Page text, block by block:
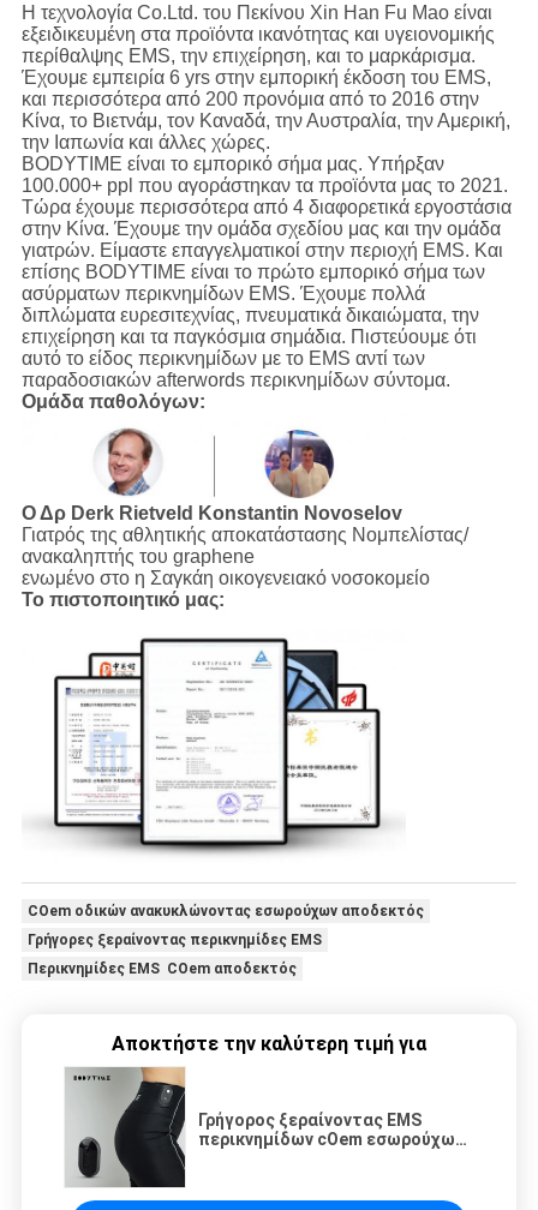
Η τεχνολογία Co.Ltd. του Πεκίνου Xin Han Fu Mao είναι
εξειδικευμένη στα προϊόντα ικανότητας και υγειονομικής
περίθαλψης EMS, την επιχείρηση, και το μαρκάρισμα.
Έχουμε εμπειρία 6 yrs στην εμπορική έκδοση του EMS,
και περισσότερα από 200 προνόμια από το 2016 στην
Κίνα, το Βιετνάμ, τον Καναδά, την Αυστραλία, την Αμερική,
την Ιαπωνία και άλλες χώρες.
BODYTIME είναι το εμπορικό σήμα μας. Υπήρξαν
100.000+ ppl που αγοράστηκαν τα προϊόντα μας το 2021.
Τώρα έχουμε περισσότερα από 4 διαφορετικά εργοστάσια
στην Κίνα. Έχουμε την ομάδα σχεδίου μας και την ομάδα
γιατρών. Είμαστε επαγγελματικοί στην περιοχή EMS. Και
επίσης BODYTIME είναι το πρώτο εμπορικό σήμα των
ασύρματων περικνημίδων EMS. Έχουμε πολλά
διπλώματα ευρεσιτεχνίας, πνευματικά δικαιώματα, την
επιχείρηση και τα παγκόσμια σημάδια. Πιστεύουμε ότι
αυτό το είδος περικνημίδων με το EMS αντί των
παραδοσιακών afterwords περικνημίδων σύντομα.
Ομάδα παθολόγων:
Ο Δρ Derk Rietveld Konstantin Novoselov
Γιατρός της αθλητικής αποκατάστασης Νομπελίστας/
ανακαληπτής του graphene
ενωμένο στο η Σαγκάη οικογενειακό νοσοκομείο
Το πιστοποιητικό μας:
COem οδικών ανακυκλώνοντας εσωρούχων αποδεκτός
Γρήγορες ξεραίνοντας περικνημίδες EMS
Περικνημίδες EMS COem αποδεκτός
Αποκτήστε την καλύτερη τιμή για
Γρήγορος ξεραίνοντας EMS
περικνημίδων cOem εσωρούχων